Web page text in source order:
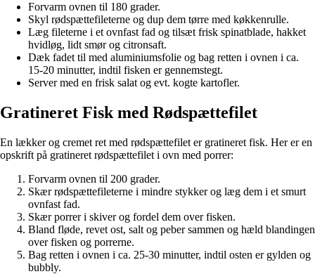
Forvarm ovnen til 180 grader.
Skyl rødspættefileterne og dup dem tørre med køkkenrulle.
Læg fileterne i et ovnfast fad og tilsæt frisk spinatblade, hakket
hvidløg, lidt smør og citronsaft.
Dæk fadet til med aluminiumsfolie og bag retten i ovnen i ca.
15-20 minutter, indtil fisken er gennemstegt.
Server med en frisk salat og evt. kogte kartofler.
Gratineret Fisk med Rødspættefilet
En lækker og cremet ret med rødspættefilet er gratineret fisk. Her er en
opskrift på gratineret rødspættefilet i ovn med porrer:
Forvarm ovnen til 200 grader.
Skær rødspættefileterne i mindre stykker og læg dem i et smurt
ovnfast fad.
Skær porrer i skiver og fordel dem over fisken.
Bland fløde, revet ost, salt og peber sammen og hæld blandingen
over fisken og porrerne.
Bag retten i ovnen i ca. 25-30 minutter, indtil osten er gylden og
bubbly.